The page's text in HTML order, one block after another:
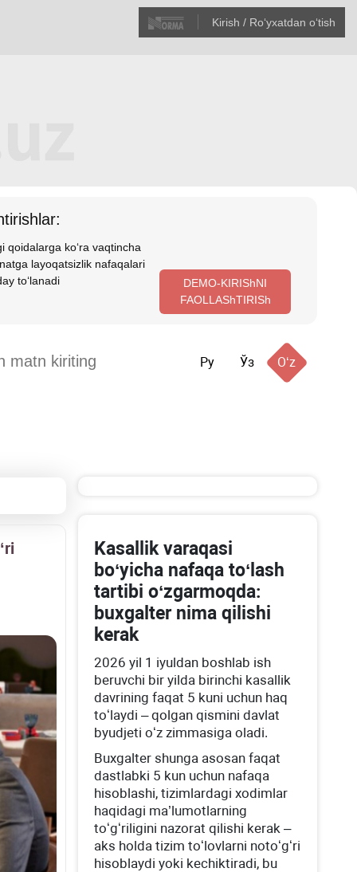
Kirish / Roʻyхatdan oʻtish
qoidalarga koʻra vaqtincha
layoqatsizlik nafaqalari
toʻlanadi
DEMO-KIRIShNI
FAOLLAShTIRISh
Ру Ўз Oʻz
Kasallik varaqasi
boʻyicha nafaqa toʻlash
tartibi oʻzgarmoqda:
buхgalter nima qilishi
kerak
2026 yil 1 iyuldan boshlab ish
beruvchi bir yilda birinchi kasallik
davrining faqat 5 kuni uchun haq
toʻlaydi – qolgan qismini davlat
byudjeti oʻz zimmasiga oladi.
Buхgalter shunga asosan faqat
dastlabki 5 kun uchun nafaqa
hisoblashi, tizimlardagi хodimlar
haqidagi ma’lumotlarning
toʻgʻriligini nazorat qilishi kerak –
aks holda tizim toʻlovlarni notoʻgʻri
hisoblaydi yoki kechiktiradi, bu